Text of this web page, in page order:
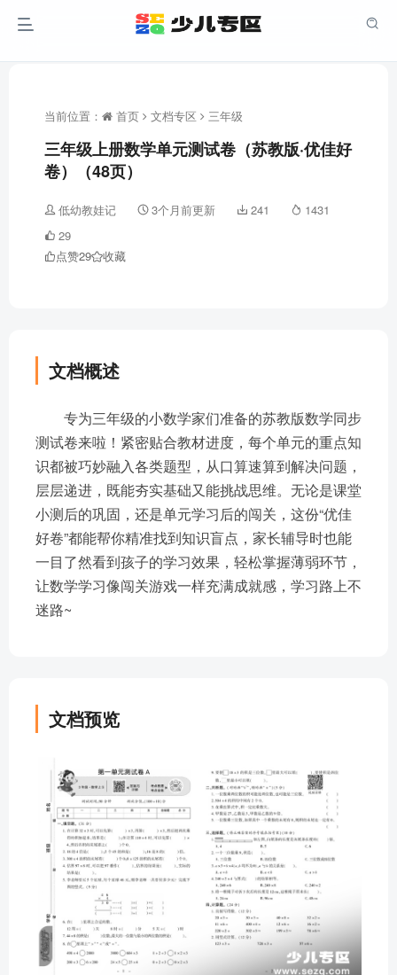
当前位置： 首页 文档专区 三年级
三年级上册数学单元测试卷（苏教版·优佳好
卷）（48页）
低幼教娃记 3个月前更新 241
1431
29
点赞29 收藏
文档概述
专为三年级的小数学家们准备的苏教版数学同步
测试卷来啦！紧密贴合教材进度，每个单元的重点知
识都被巧妙融入各类题型，从口算速算到解决问题，
层层递进，既能夯实基础又能挑战思维。无论是课堂
小测后的巩固，还是单元学习后的闯关，这份“优佳
好卷”都能帮你精准找到知识盲点，家长辅导时也能
一目了然看到孩子的学习效果，轻松掌握薄弱环节，
让数学学习像闯关游戏一样充满成就感，学习路上不
迷路~
文档预览